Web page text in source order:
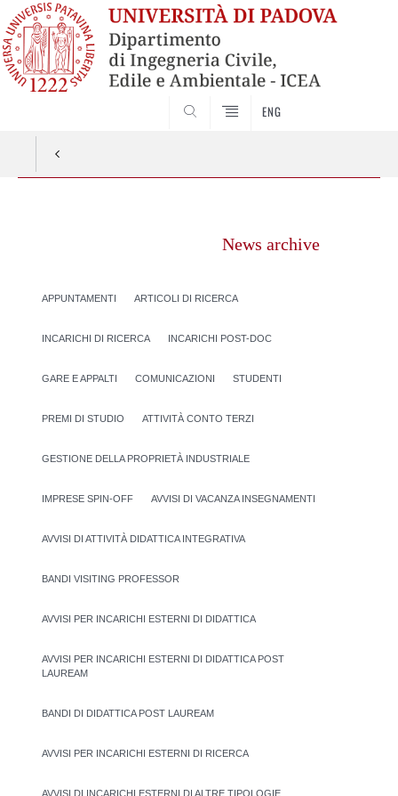
ENG
News archive
APPUNTAMENTI ARTICOLI DI RICERCA
INCARICHI DI RICERCA INCARICHI POST-DOC
GARE E APPALTI COMUNICAZIONI STUDENTI
PREMI DI STUDIO ATTIVITÀ CONTO TERZI
GESTIONE DELLA PROPRIETÀ INDUSTRIALE
IMPRESE SPIN-OFF AVVISI DI VACANZA INSEGNAMENTI
AVVISI DI ATTIVITÀ DIDATTICA INTEGRATIVA
BANDI VISITING PROFESSOR
AVVISI PER INCARICHI ESTERNI DI DIDATTICA
AVVISI PER INCARICHI ESTERNI DI DIDATTICA POST
LAUREAM
BANDI DI DIDATTICA POST LAUREAM
AVVISI PER INCARICHI ESTERNI DI RICERCA
AVVISI DI INCARICHI ESTERNI DI ALTRE TIPOLOGIE